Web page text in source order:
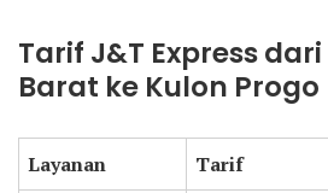
Tarif J&T Express
Barat ke Kulon Progo
Layanan Tarif